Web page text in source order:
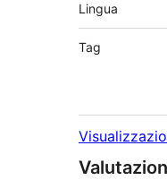
Lingua
Tag